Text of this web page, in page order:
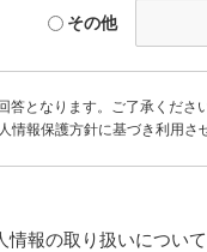
その他
となります。ご了承ください
報保護方針に基づき利用さ
情報の取り扱いについ